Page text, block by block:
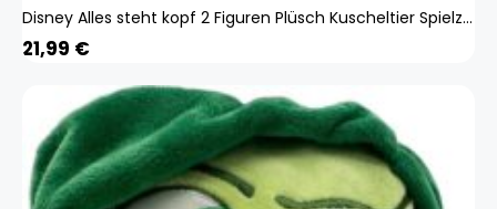
Disney Alles steht kopf 2 Figuren Plüsch Kuscheltier Spielzeug Spiel Plüschtier Angst 65456465
21,99 €